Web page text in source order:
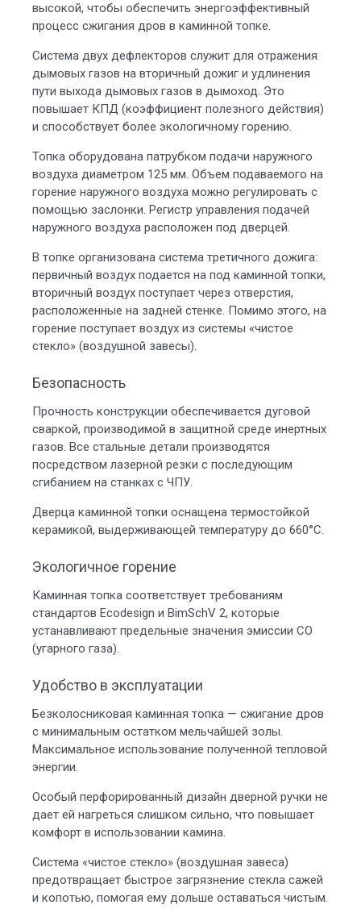
высокой, чтобы обеспечить энергоэффективный
процесс сжигания дров в каминной топке.
Система двух дефлекторов служит для отражения
дымовых газов на вторичный дожиг и удлинения
пути выхода дымовых газов в дымоход. Это
повышает КПД (коэффициент полезного действия)
и способствует более экологичному горению.
Топка оборудована патрубком подачи наружного
воздуха диаметром 125 мм. Объем подаваемого на
горение наружного воздуха можно регулировать с
помощью заслонки. Регистр управления подачей
наружного воздуха расположен под дверцей.
В топке организована система третичного дожига:
первичный воздух подается на под каминной топки,
вторичный воздух поступает через отверстия,
расположенные на задней стенке. Помимо этого, на
горение поступает воздух из системы «чистое
стекло» (воздушной завесы).
Безопасность
Прочность конструкции обеспечивается дуговой
сваркой, производимой в защитной среде инертных
газов. Все стальные детали производятся
посредством лазерной резки с последующим
сгибанием на станках с ЧПУ.
Дверца каминной топки оснащена термостойкой
керамикой, выдерживающей температуру до 660°С.
Экологичное горение
Каминная топка соответствует требованиям
стандартов Ecodesign и BimSchV 2, которые
устанавливают предельные значения эмиссии СО
(угарного газа).
Удобство в эксплуатации
Безколосниковая каминная топка — сжигание дров
с минимальным остатком мельчайшей золы.
Максимальное использование полученной тепловой
энергии.
Особый перфорированный дизайн дверной ручки не
дает ей нагреться слишком сильно, что повышает
комфорт в использовании камина.
Система «чистое стекло» (воздушная завеса)
предотвращает быстрое загрязнение стекла сажей
и копотью, помогая ему дольше оставаться чистым.